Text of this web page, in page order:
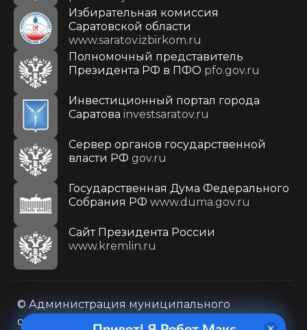
Избирательная комиссия
Саратовской области
www.saratov.izbirkom.ru
Полномочный представитель
Президента РФ в ПФО pfo.gov.ru
Инвестиционный портал города
Саратова investsaratov.ru
Сервер органов государственной
власти РФ gov.ru
Государственная Дума Федерального
Собрания РФ www.duma.gov.ru
Cайт Президента России
www.kremlin.ru
© Администрация муниципального
образования городского округа «Город